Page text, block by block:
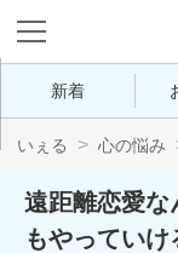
新着
いぇる 心の悩み
遠距離恋愛
もやってい